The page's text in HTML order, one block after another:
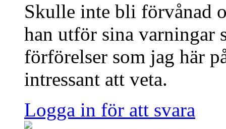
Skulle inte bli förvånad
han utför sina varningar
förförelser som jag här
intressant att veta.
Logga in för att svara